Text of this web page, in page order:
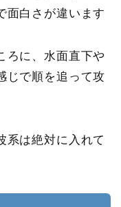
面白さが違います
ろに、水面直下や
じで順を追って攻
系は絶対に入れて